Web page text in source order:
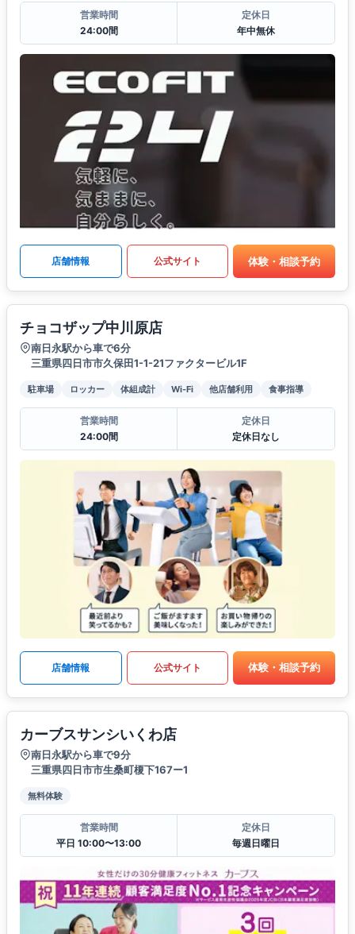
営業時間
24:00間
定休日
年中無休
店舗情報 公式サイト 体験・相談予約
チョコザップ中川原店
南日永駅から車で6分
三重県四日市市久保田1-1-21ファクタービル1F
駐車場 ロッカー 体組成計 Wi-Fi 他店舗利用 食事指導
営業時間
24:00間
定休日
定休日なし
店舗情報 公式サイト 体験・相談予約
カーブスサンシいくわ店
南日永駅から車で9分
三重県四日市市生桑町榎下167ー1
無料体験
営業時間
平日 10:00〜13:00
定休日
毎週日曜日